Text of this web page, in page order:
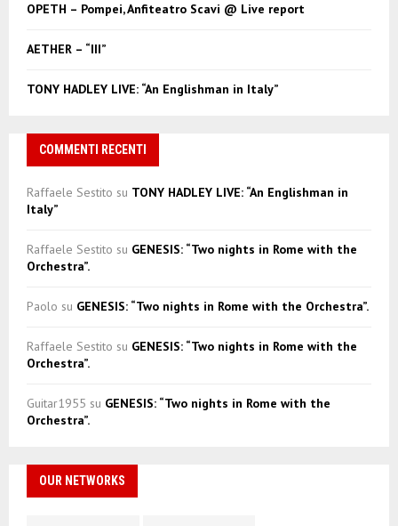
OPETH – Pompei, Anfiteatro Scavi @ Live report
AETHER – “III”
TONY HADLEY LIVE: “An Englishman in Italy”
COMMENTI RECENTI
Raffaele Sestito su TONY HADLEY LIVE: “An Englishman in
Italy”
Raffaele Sestito su GENESIS: “Two nights in Rome with the
Orchestra”.
Paolo su GENESIS: “Two nights in Rome with the Orchestra”.
Raffaele Sestito su GENESIS: “Two nights in Rome with the
Orchestra”.
Guitar1955 su GENESIS: “Two nights in Rome with the
Orchestra”.
OUR NETWORKS